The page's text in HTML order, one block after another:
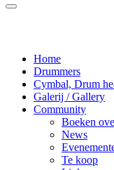
Home
Drummers
Cymbal, Drum
Galerij / Gallery
Community
Boeken
News
Te koop